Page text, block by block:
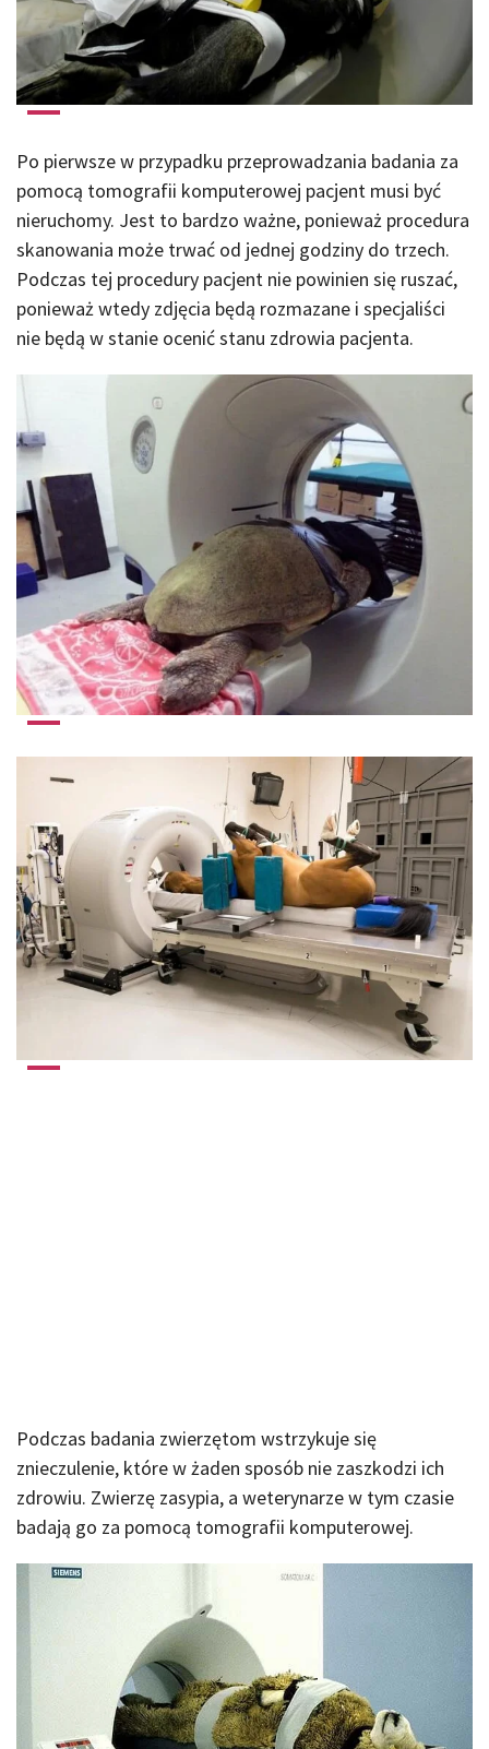
Po pierwsze w przypadku przeprowadzania badania za
pomocą tomografii komputerowej pacjent musi być
nieruchomy. Jest to bardzo ważne, ponieważ procedura
skanowania może trwać od jednej godziny do trzech.
Podczas tej procedury pacjent nie powinien się ruszać,
ponieważ wtedy zdjęcia będą rozmazane i specjaliści
nie będą w stanie ocenić stanu zdrowia pacjenta.
Podczas badania zwierzętom wstrzykuje się
znieczulenie, które w żaden sposób nie zaszkodzi ich
zdrowiu. Zwierzę zasypia, a weterynarze w tym czasie
badają go za pomocą tomografii komputerowej.